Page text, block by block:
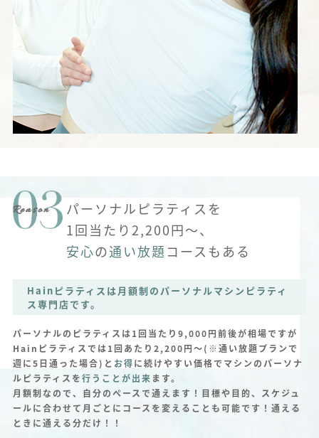
パーソナルピラティスを
1回当たり2,200円～、
安心の通い放題 コースもある
Hainピラティスは月額制のパーソナルマシンピラティ
ス専門店です。
パーソナルのピラティスは1回当たり9,000円前後が相場ですが
Hainピラティスでは1回あたり2,200円～(※通い放題プランで
週に5日通った場合)と お得に続けやすい価格でマシンのパーソナ
ルピラティスを行うことが出来 ます。
月額制なので、自分のペースで通えます！目標や目的、スケジュ
ールに合わせて月ごとにコースを変えることも可能です！通える
ときに通える分だけ！！